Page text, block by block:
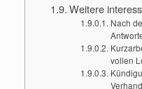
Weitere
Nach
vollen